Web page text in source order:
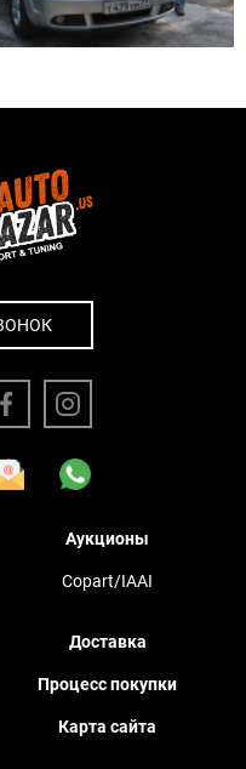
Аукционы
Copart/IAAI
Доставка
Процесс покупки
Карта сайта